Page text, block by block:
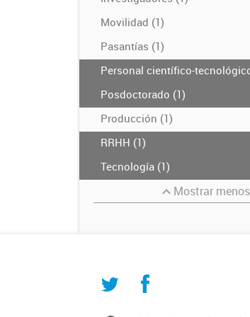
Movilidad (1)
Pasantías (1)
Personal científico-
Posdoctorado (1)
Producción (1)
RRHH (1)
Tecnología (1)
Mostrar menos